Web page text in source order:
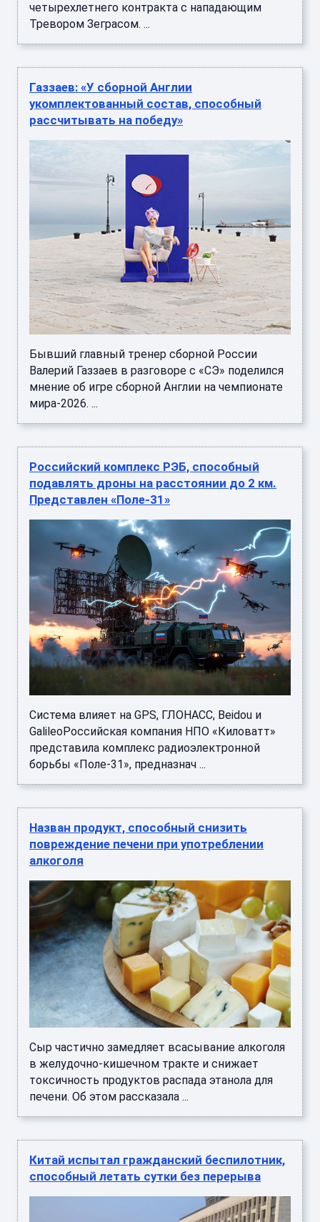
четырехлетнего контракта с нападающим
Тревором Зеграсом. ...
Газзаев: «У сборной Англии
укомплектованный состав, способный
рассчитывать на победу»
Бывший главный тренер сборной России
Валерий Газзаев в разговоре с «СЭ» поделился
мнение об игре сборной Англии на чемпионате
мира-2026. ...
Российский комплекс РЭБ, способный
подавлять дроны на расстоянии до 2 км.
Представлен «Поле-31»
Система влияет на GPS, ГЛОНАСС, Beidou и
GalileoРоссийская компания НПО «Киловатт»
представила комплекс радиоэлектронной
борьбы «Поле-31», предназнач ...
Назван продукт, способный снизить
повреждение печени при употреблении
алкоголя
Сыр частично замедляет всасывание алкоголя
в желудочно-кишечном тракте и снижает
токсичность продуктов распада этанола для
печени. Об этом рассказала ...
Китай испытал гражданский беспилотник,
способный летать сутки без перерыва